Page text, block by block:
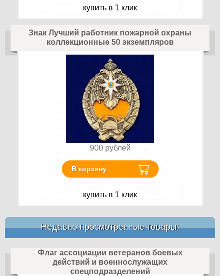
купить в 1 клик
Знак Лучший работник пожарной охраны
коллекционные 50 экземпляров
900 рублей
В корзину
купить в 1 клик
Недавно просмотренные товары:
Флаг ассоциации ветеранов боевых
действий и военнослужащих
спецподразделений